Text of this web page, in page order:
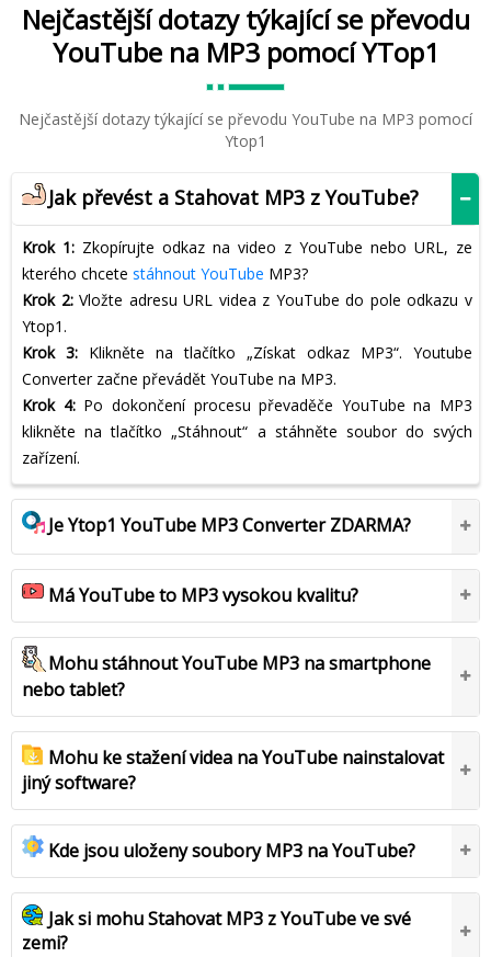
Nejčastější dotazy týkající se převodu
YouTube na MP3 pomocí YTop1
Nejčastější dotazy týkající se převodu YouTube na MP3 pomocí
Ytop1
Jak převést a Stahovat MP3 z YouTube?
Krok 1: Zkopírujte odkaz na video z YouTube nebo URL, ze
kterého chcete stáhnout YouTube MP3?
Krok 2:Vložte adresu URL videa z YouTube do pole odkazu v
Ytop1.
Krok 3: Klikněte na tlačítko „Získat odkaz MP3“. Youtube
Converter začne převádět YouTube na MP3.
Krok 4: Po dokončení procesu převaděče YouTube na MP3
klikněte na tlačítko „Stáhnout“ a stáhněte soubor do svých
zařízení.
Je Ytop1 YouTube MP3 Converter ZDARMA?
Má YouTube to MP3 vysokou kvalitu?
Mohu stáhnout YouTube MP3 na smartphone
nebo tablet?
Mohu ke stažení videa na YouTube nainstalovat
jiný software?
Kde jsou uloženy soubory MP3 na YouTube?
Jak si mohu Stahovat MP3 z YouTube ve své
zemi?